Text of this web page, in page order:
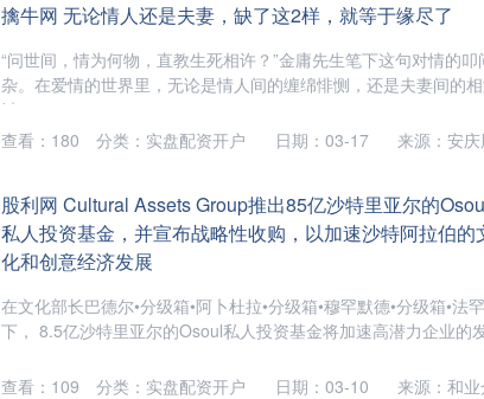
擒牛网 无论情人还是夫妻，缺了这2样，就等于缘尽了
“问世间，情为何物，直教生死相许？”金庸先生笔下这句对情的
杂。在爱情的世界里，无论是情人间的缠绵悱恻，还是夫妻间的
键....
日期：03-17 来源：安
查看： 180 分类： 实盘配资开户
股利网 Cultural Assets Group推出85亿沙特里亚尔的
私人投资基金，并宣布战略性收购，以加速沙特阿拉伯的
化和创意经济发展
在文化部长巴德尔•分级箱•阿卜杜拉•分级箱•穆罕默德•分级箱•法
下， 8.5亿沙特里亚尔的Osoul私人投资基金将加速高潜力企业的
日期：03-10 来源：和
查看： 109 分类： 实盘配资开户